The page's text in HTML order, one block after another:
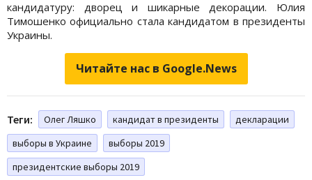
кандидатуру: дворец и шикарные декорации. Юлия
Тимошенко официально стала кандидатом в президенты
Украины.
Читайте нас в Google.News
Теги: Олег Ляшко кандидат в президенты
декларации
выборы в Украине
выборы 2019
президентские выборы 2019